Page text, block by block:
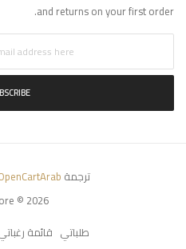
and returns on your first order.
!
ترجمة
© 2026
طلباتي قائمة